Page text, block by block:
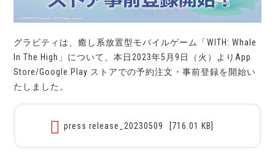
グラビティは、癒し系放置型モバイルゲーム「WITH: Whale
In The High」について、本日2023年5月9日（火）よりApp
Store/Google Play ストアでの予約注文・事前登録を開始い
たしました。
press release_20230509 [716.01 KB]